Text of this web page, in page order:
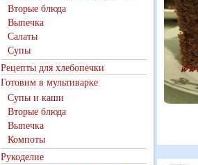
Вторые блюда
Выпечка
Салаты
Супы
Рецепты для хлебопечки
Готовим в мультиварке
Супы и каши
Вторые блюда
Выпечка
Компоты
Рукоделие